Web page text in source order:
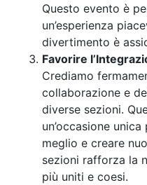
Questo evento è
un’esperienza
divertimento è
Favorire
Crediamo
collaborazione e
diverse sezioni.
un’occasione
meglio e creare
sezioni rafforza la
più uniti e coesi.